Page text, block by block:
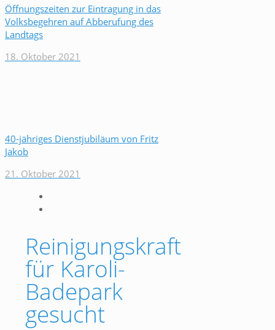
Öffnungszeiten zur Eintragung in das
Volksbegehren auf Abberufung des
Landtags
18. Oktober 2021
40-jähriges Dienstjubiläum von Fritz
Jakob
21. Oktober 2021
Reinigungskraft
für Karoli-
Badepark
gesucht